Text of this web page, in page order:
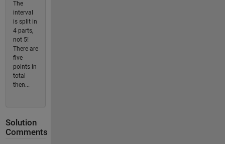
The
interval
is split in
4 parts,
not 5!
There are
five
points in
total
then...
Solution
Comments